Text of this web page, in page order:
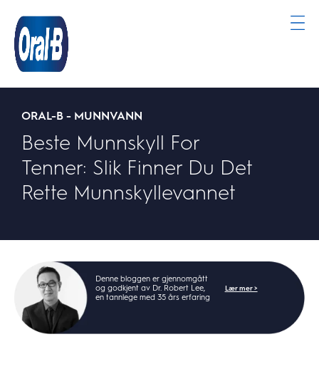
Hjemmeside
ORAL-B - MUNNVANN
Beste Munnskyll For
Tenner: Slik Finner Du Det
Rette Munnskyllevannet
Denne bloggen er gjennomgått
og godkjent av Dr. Robert Lee,
en tannlege med 35 års erfaring
Lær mer >